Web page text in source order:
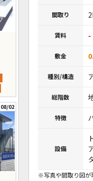
08/02
間取り
賃料 -
敷金
種別/構造
総階数
特徴
設備
※写真や間取り図が